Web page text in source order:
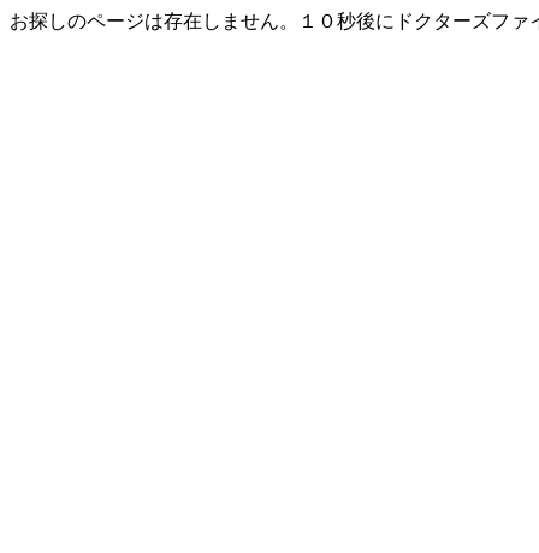
お探しのページは存在しません。１０秒後にドクターズフ